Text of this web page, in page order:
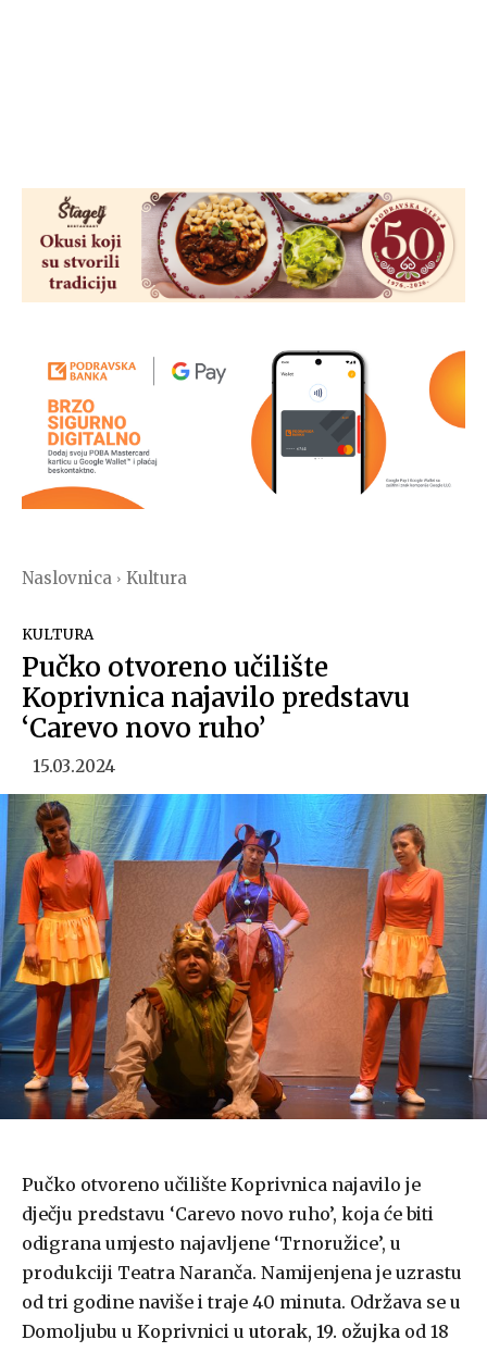
Naslovnica Kultura
KULTURA
Pučko otvoreno učilište
Koprivnica najavilo predstavu
‘Carevo novo ruho’
15.03.2024
Pučko otvoreno učilište Koprivnica najavilo je
dječju predstavu ‘Carevo novo ruho’, koja će biti
odigrana umjesto najavljene ‘Trnoružice’, u
produkciji Teatra Naranča. Namijenjena je uzrastu
od tri godine naviše i traje 40 minuta. Održava se u
Domoljubu u Koprivnici u utorak, 19. ožujka od 18